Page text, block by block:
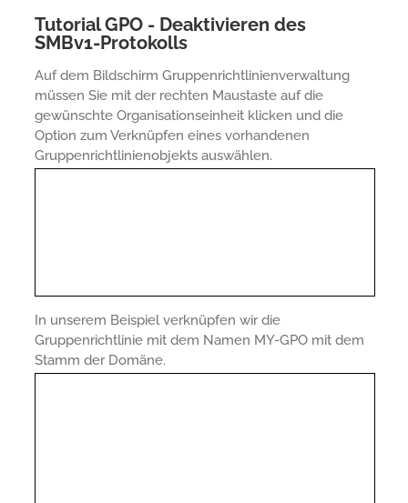
Tutorial GPO - Deaktivieren des
SMBv1-Protokolls
Auf dem Bildschirm Gruppenrichtlinienverwaltung
müssen Sie mit der rechten Maustaste auf die
gewünschte Organisationseinheit klicken und die
Option zum Verknüpfen eines vorhandenen
Gruppenrichtlinienobjekts auswählen.
In unserem Beispiel verknüpfen wir die
Gruppenrichtlinie mit dem Namen MY-GPO mit dem
Stamm der Domäne.